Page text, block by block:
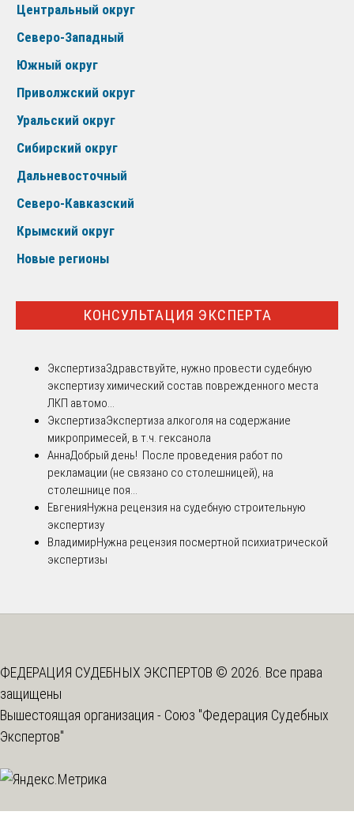
Центральный округ
Северо-Западный
Южный округ
Приволжский округ
Уральский округ
Сибирский округ
Дальневосточный
Северо-Кавказский
Крымский округ
Новые регионы
КОНСУЛЬТАЦИЯ ЭКСПЕРТА
ЭкспертизаЗдравствуйте, нужно провести судебную
экспертизу химический состав поврежденного места
ЛКП автомо...
ЭкспертизаЭкспертиза алкоголя на содержание
микропримесей, в т.ч. гексанола
АннаДобрый день! После проведения работ по
рекламации (не связано со столешницей), на
столешнице поя...
ЕвгенияНужна рецензия на судебную строительную
экспертизу
ВладимирНужна рецензия посмертной психиатрической
экспертизы
ФЕДЕРАЦИЯ СУДЕБНЫХ ЭКСПЕРТОВ © 2026. Все права
защищены
Вышестоящая организация - Союз "Федерация Судебных
Экспертов"